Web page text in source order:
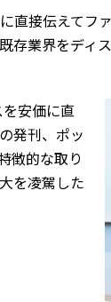
直接伝えてフ
存業界をディ
安価に直
発刊、ポッ
徴的な取り
を凌駕した